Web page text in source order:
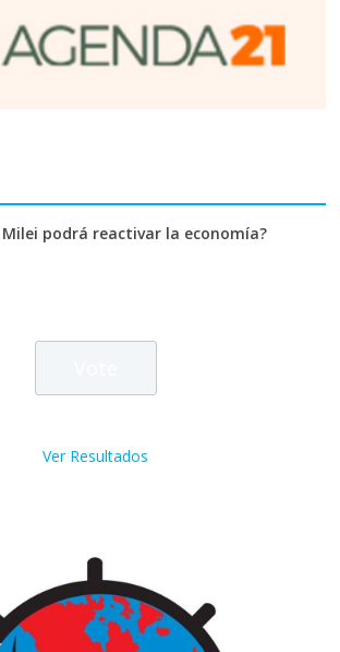
Milei podrá reactivar la economía?
Ver Resultados